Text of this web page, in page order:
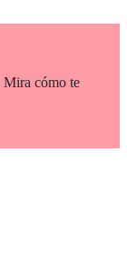
Mira cómo te